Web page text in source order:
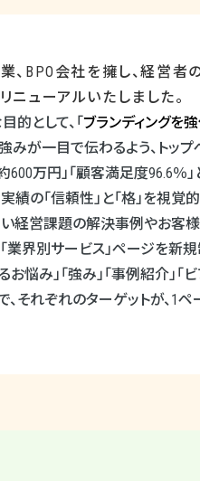
、 BPO 会社を擁し、経営者
ニューアルいたしました。
的として、「ブランディングを
みが一目で伝わるよう、トッ
600万円」「顧客満足度96.6％
績の「信頼性」と「格」を視
経営課題の解決事例やお客様
業界別サービス」ページを新
お悩み」「強み」「事例紹介」
それぞれのターゲットが、1ペ